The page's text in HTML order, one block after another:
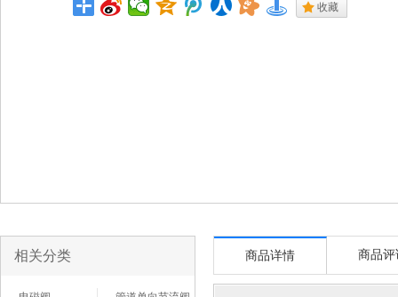
. 收藏
相关分类 商品详情 商品评